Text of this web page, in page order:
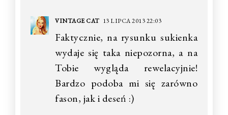
VINTAGE CAT 13 LIPCA 2013 22:03
Faktycznie, na rysunku sukienka
wydaje się taka niepozorna, a na
Tobie wygląda rewelacyjnie!
Bardzo podoba mi się zarówno
fason, jak i deseń :)